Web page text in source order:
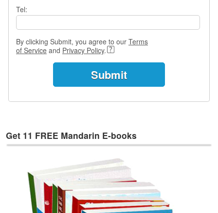
r
s
Tel:
By clicking Submit, you agree to our Terms
of Service and Privacy Policy.
Get 11 FREE Mandarin E-books